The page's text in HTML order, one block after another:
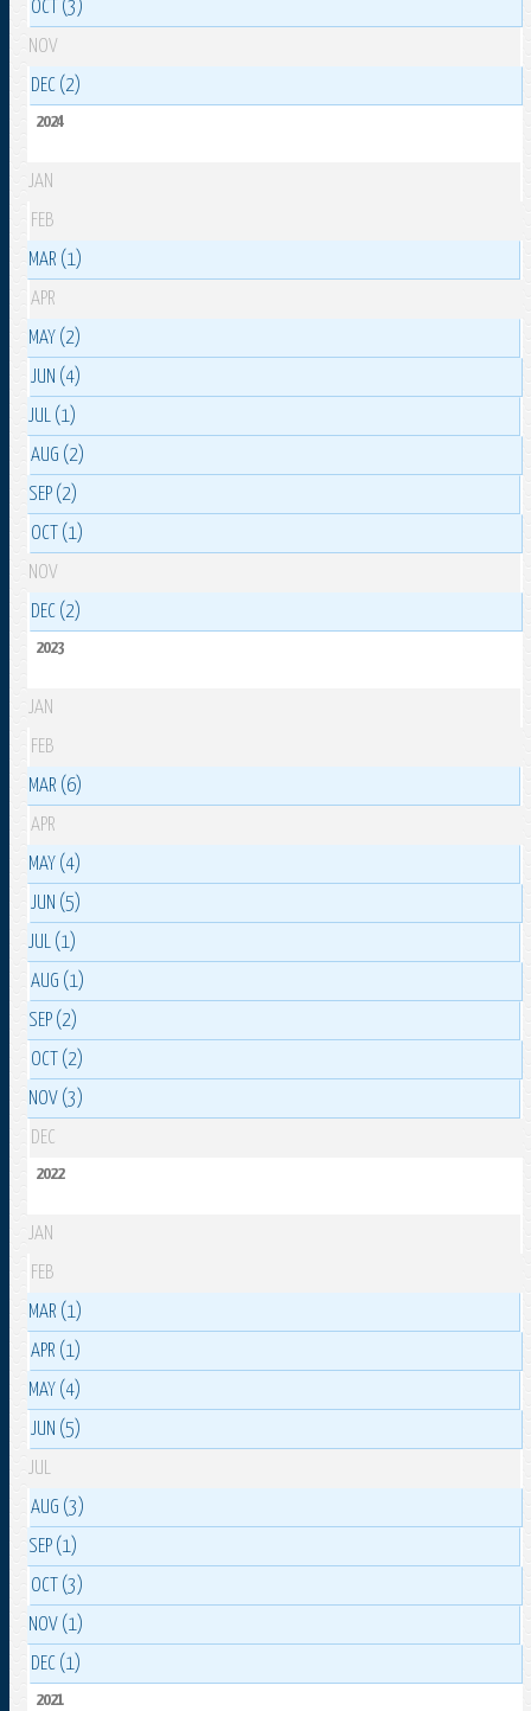
OCT (3)
NOV
DEC (2)
2024
JAN
FEB
MAR (1)
APR
MAY (2)
JUN (4)
JUL (1)
AUG (2)
SEP (2)
OCT (1)
NOV
DEC (2)
2023
JAN
FEB
MAR (6)
APR
MAY (4)
JUN (5)
JUL (1)
AUG (1)
SEP (2)
OCT (2)
NOV (3)
DEC
2022
JAN
FEB
MAR (1)
APR (1)
MAY (4)
JUN (5)
JUL
AUG (3)
SEP (1)
OCT (3)
NOV (1)
DEC (1)
2021